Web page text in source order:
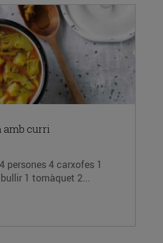
amb curri
persones 4 carxofes 1
1 tomàquet 2...